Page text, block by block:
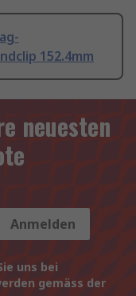
152.4mm
neuesten
Anmelden
uns bei
gemäss der